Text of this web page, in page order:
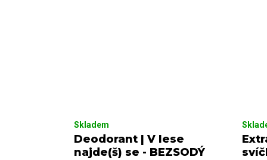
Deodorant | V lese
najde(š) se - BEZSODÝ
Skladem